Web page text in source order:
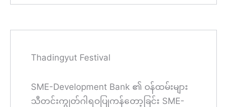
Thadingyut Festival
SME-Development Bank ၏ ဝန်ထမ်းများ
သီတင်းကျွတ်ဂါရဝပြုကန်တော့ခြင်း SME-